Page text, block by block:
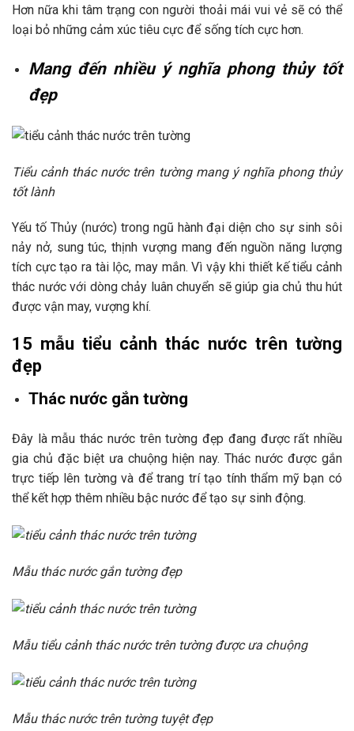
Hơn nữa khi tâm trạng con người thoải mái vui vẻ sẽ có thể
loại bỏ những cảm xúc tiêu cực để sống tích cực hơn.
Mang đến nhiều ý nghĩa phong thủy tốt
đẹp
Tiểu cảnh thác nước trên tường mang ý nghĩa phong thủy
tốt lành
Yếu tố Thủy (nước) trong ngũ hành đại diện cho sự sinh sôi
nảy nở, sung túc, thịnh vượng mang đến nguồn năng lượng
tích cực tạo ra tài lộc, may mắn. Vì vậy khi thiết kế tiểu cảnh
thác nước với dòng chảy luân chuyển sẽ giúp gia chủ thu hút
được vận may, vượng khí.
15 mẫu tiểu cảnh thác nước trên tường
đẹp
Thác nước gắn tường
Đây là mẫu thác nước trên tường đẹp đang được rất nhiều
gia chủ đặc biệt ưa chuộng hiện nay. Thác nước được gắn
trực tiếp lên tường và để trang trí tạo tính thẩm mỹ bạn có
thể kết hợp thêm nhiều bậc nước để tạo sự sinh động.
Mẫu thác nước gắn tường đẹp
Mẫu tiểu cảnh thác nước trên tường được ưa chuộng
Mẫu thác nước trên tường tuyệt đẹp